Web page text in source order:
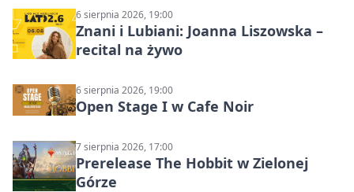
6 sierpnia 2026, 19:00
Znani i Lubiani: Joanna Liszowska –
recital na żywo
6 sierpnia 2026, 19:00
Open Stage I w Cafe Noir
7 sierpnia 2026, 17:00
Prerelease The Hobbit w Zielonej
Górze